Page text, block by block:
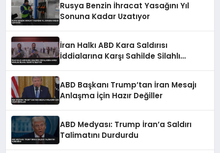
Rusya Benzin İhracat Yasağını Yıl
Sonuna Kadar Uzatıyor
İran Halkı ABD Kara Saldırısı
İddialarına Karşı Sahilde Silahlı
ABD Başkanı Trump’tan İran Mesajı
Anlaşma İçin Hazır Değiller
ABD Medyası: Trump İran’a Saldırı
Talimatını Durdurdu